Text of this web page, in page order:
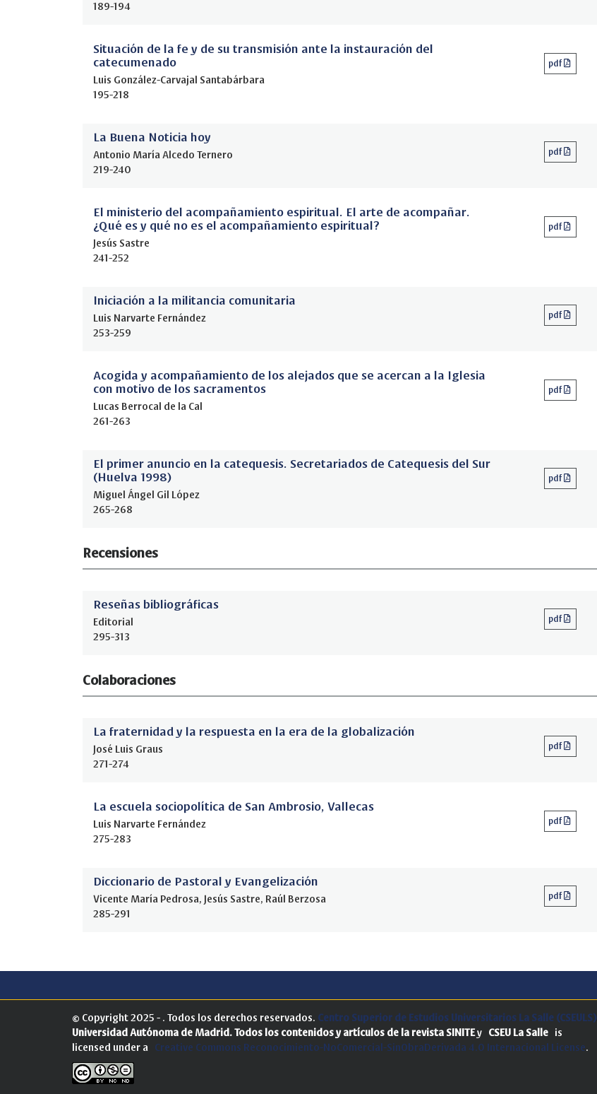
189-194
Situación de la fe y de su transmisión ante la instauración del
catecumenado
Luis González-Carvajal Santabárbara
195-218
pdf
La Buena Noticia hoy
Antonio María Alcedo Ternero
219-240
pdf
El ministerio del acompañamiento espiritual. El arte de acompañar.
¿Qué es y qué no es el acompañamiento espiritual?
Jesús Sastre
241-252
pdf
Iniciación a la militancia comunitaria
Luis Narvarte Fernández
253-259
pdf
Acogida y acompañamiento de los alejados que se acercan a la Iglesia
con motivo de los sacramentos
Lucas Berrocal de la Cal
261-263
pdf
El primer anuncio en la catequesis. Secretariados de Catequesis del Sur
(Huelva 1998)
Miguel Ángel Gil López
265-268
pdf
Recensiones
Reseñas bibliográficas
Editorial
295-313
pdf
Colaboraciones
La fraternidad y la respuesta en la era de la globalización
José Luis Graus
271-274
pdf
La escuela sociopolítica de San Ambrosio, Vallecas
Luis Narvarte Fernández
275-283
pdf
Diccionario de Pastoral y Evangelización
Vicente María Pedrosa, Jesús Sastre, Raúl Berzosa
285-291
pdf
© Copyright 2025 - . Todos los derechos reservados. Centro Superior de Estudios Universitarios La Salle (CSEULS)
Universidad Autónoma de Madrid. Todos los contenidos y artículos de la revista SINITEy CSEU La Salle is
licensed under a Creative Commons Reconocimiento-NoComercial-SinObraDerivada 4.0 Internacional License.